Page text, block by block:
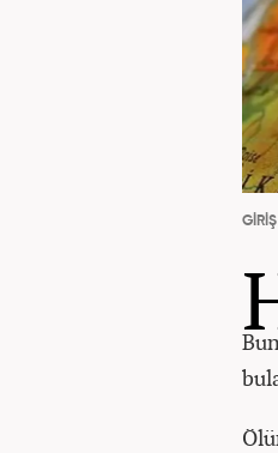
GİRİŞ